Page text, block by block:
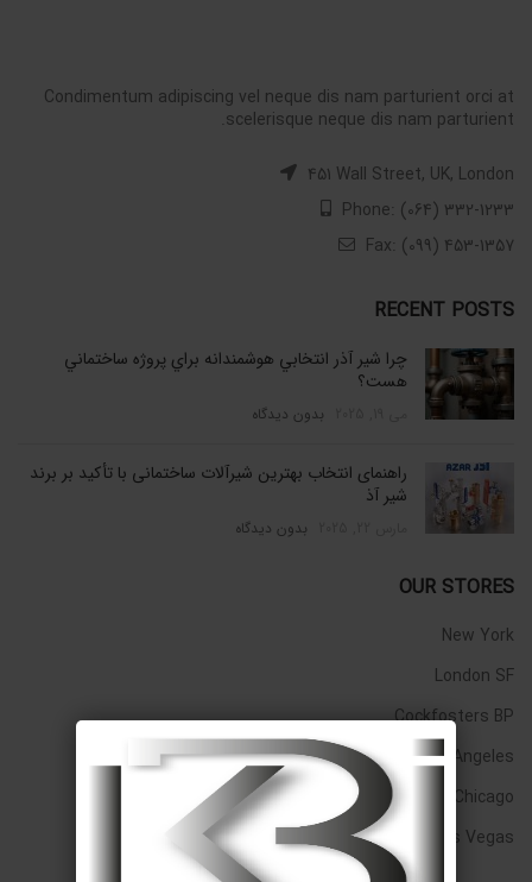
Condimentum adipiscing vel neque dis nam parturient orci at
scelerisque neque dis nam parturient.
451 Wall Street, UK, London
Phone: (064) 332-1233
Fax: (099) 453-1357
RECENT POSTS
چرا شير آذر انتخابي هوشمندانه براي پروژه ساختماني
هست؟
بدون دیدگاه
راهنمای انتخاب بهترین شیرآلات ساختمانی با تأکید بر برند
شیر آذ
بدون دیدگاه
OUR STORES
New York
London SF
Cockfosters BP
Los Angeles
Chicago
Las Vegas